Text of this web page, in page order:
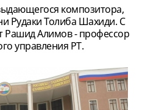
композитора,
Рудаки Толиба Шахиди. С
Рашид Алимов - профессор
управления РТ.